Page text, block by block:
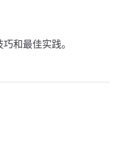
和最佳实践。